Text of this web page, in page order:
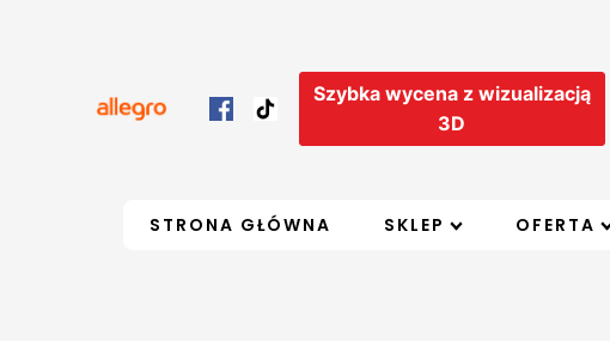
Szybka wycena z wizualizacją
3D
STRONA GŁÓWNA SKLEP OFERTA